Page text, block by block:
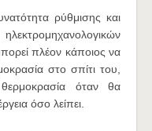
ρύθμισης και
πλέον κάποιος να
στο σπίτι του,
όταν θα
όσο λείπει.